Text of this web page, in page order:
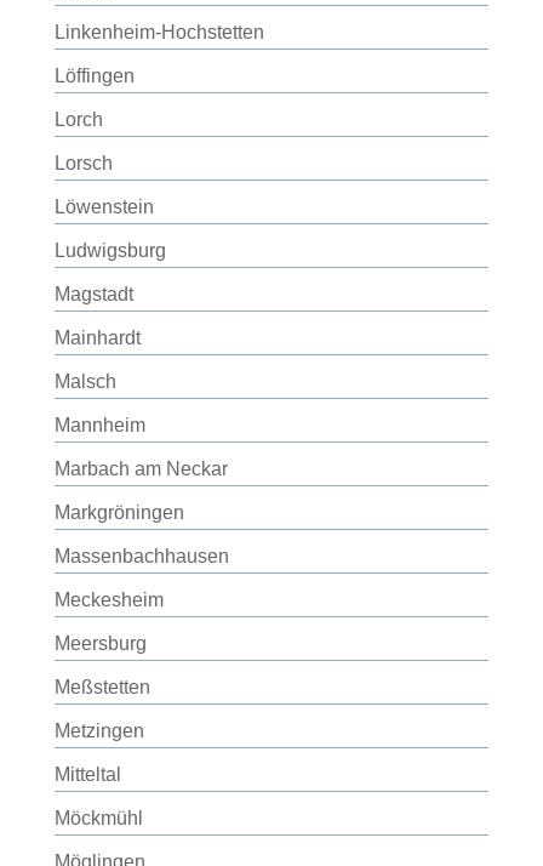
Linkenheim-Hochstetten
Löffingen
Lorch
Lorsch
Löwenstein
Ludwigsburg
Magstadt
Mainhardt
Malsch
Mannheim
Marbach am Neckar
Markgröningen
Massenbachhausen
Meckesheim
Meersburg
Meßstetten
Metzingen
Mitteltal
Möckmühl
Möglingen